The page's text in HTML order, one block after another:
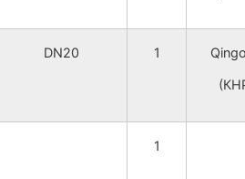
DN20 1
1